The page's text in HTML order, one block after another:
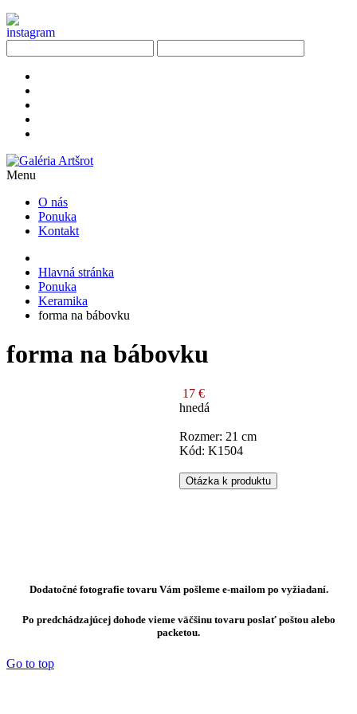
Menu
O nás
Ponuka
Kontakt
Hlavná stránka
Ponuka
Keramika
forma na bábovku
forma na bábovku
17 €
hnedá
Rozmer: 21 cm
Kód: K1504
Otázka k produktu
Dodatočné fotografie tovaru Vám pošleme e-mailom po vyžiadaní.
Po predchádzajúcej dohode vieme väčšinu tovaru poslať poštou alebo
packetou.
Go to top